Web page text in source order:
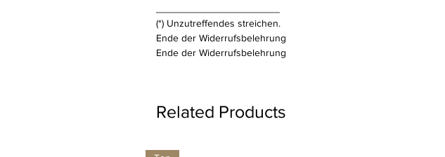
(*) Unzutreffendes streichen.
Ende der Widerrufsbelehrung
Ende der Widerrufsbelehrung
Related Products